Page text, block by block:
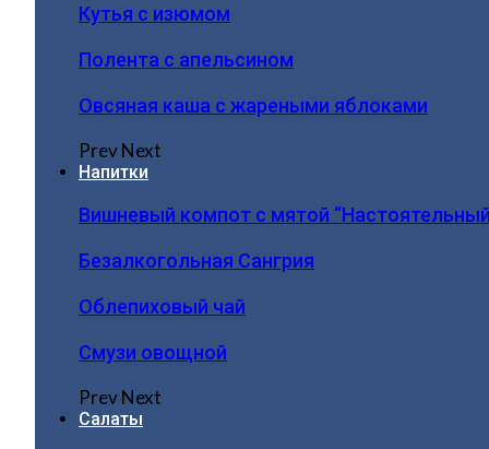
Кутья с изюмом
Полента с апельсином
Овсяная каша с жареными яблоками
PrevNext
Напитки
Вишневый компот с мятой
Безалкогольная Сангрия
Облепиховый чай
Смузи овощной
PrevNext
Салаты